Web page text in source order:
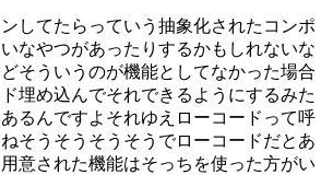
してたらっていう抽象化されたコンポ
なやつがあったりするかもしれないな
そういうのが機能としてなかった場合
埋め込んでそれできるようにするみた
るんですよそれゆえローコードって呼
そうそうそうそうでローコードだとあ
意された機能はそっちを使った方がい